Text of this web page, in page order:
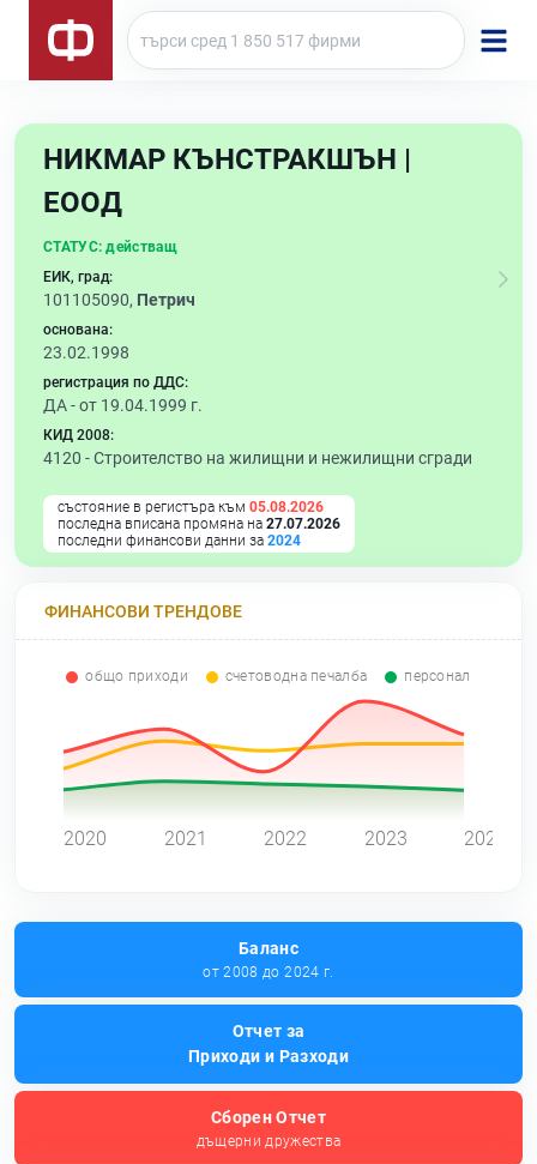
НИКМАР КЪНСТРАКШЪН |
ЕООД
СТАТУС: действащ
ЕИК, град:
101105090, Петрич
основана:
23.02.1998
регистрация по ДДС:
ДА - от 19.04.1999 г.
КИД 2008:
4120 -Строителство на жилищни и нежилищни сгради
състояние в регистъра към 05.08.2026
последна вписана промяна на 27.07.2026
последни финансови данни за 2024
ФИНАНСОВИ ТРЕНДОВЕ
общо приходи счетоводна печалба персонал
2020 2021 2022 2023 2024
Баланс
от 2008 до 2024 г.
Отчет за
Приходи и Разходи
Сборен Отчет
дъщерни дружества